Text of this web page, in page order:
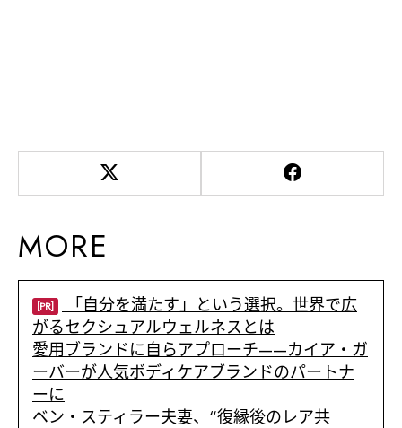
MORE
[PR]
「自分を満たす」という選択。世界で広
がるセクシュアルウェルネスとは
愛用ブランドに自らアプローチ——カイア・ガ
ーバーが人気ボディケアブランドのパートナ
ーに
ベン・スティラー夫妻、“復縁後のレア共